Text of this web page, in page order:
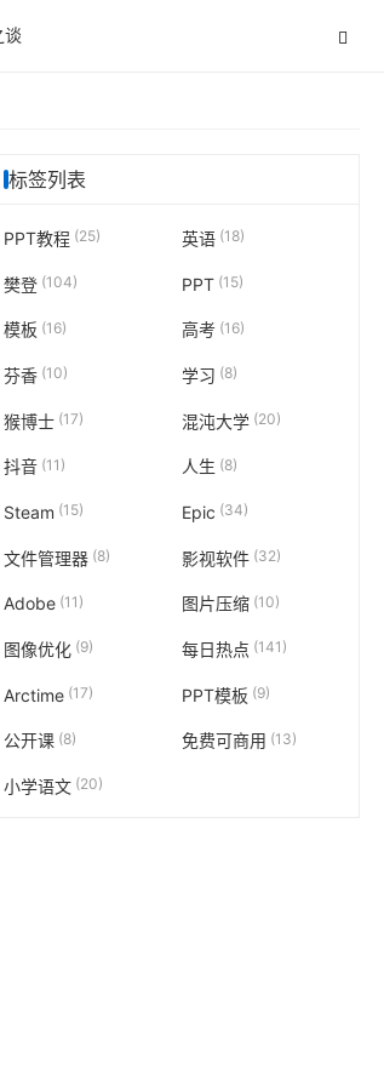
谈
标签列表
PPT教程 (25) 英语(18)
樊登 (104) PPT(15)
模板 (16) 高考(16)
芬香 (10) 学习 (8)
猴博士 (17) 混沌大学 (20)
抖音 (11) 人生 (8)
Steam (15) Epic (34)
文件管理器 (8) 影视软件(32)
Adobe (11) 图片压缩(10)
图像优化 (9) 每日热点 (141)
Arctime (17) PPT模板 (9)
公开课 (8) 免费可商用 (13)
小学语文 (20)